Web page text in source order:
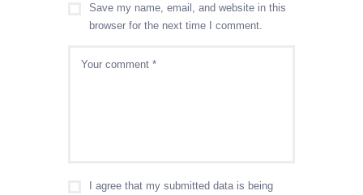
Save my name, email, and website in this
browser for the next time I comment.
I agree that my submitted data is being